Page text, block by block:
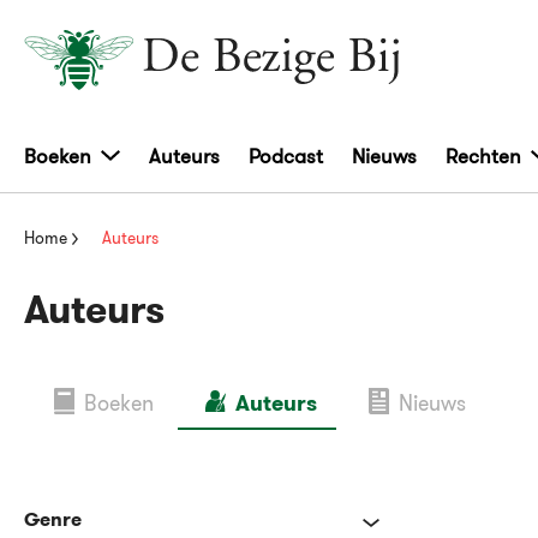
Boeken Auteurs Podcast Nieuws Rechten
Home Auteurs
Auteurs
Boeken Auteurs Nieuws
Genre